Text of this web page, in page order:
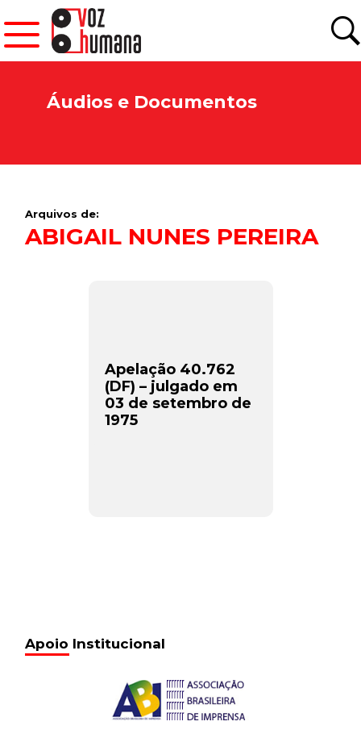
Áudios e Documentos
Arquivos de:
ABIGAIL NUNES PEREIRA
Apelação 40.762
(DF) – julgado em
03 de setembro de
1975
Apoio Institucional